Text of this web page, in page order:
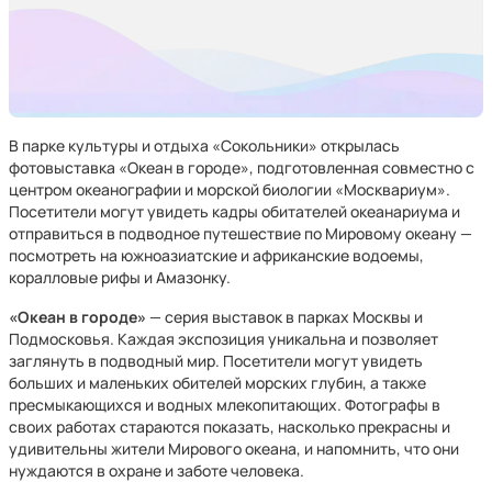
В парке культуры и отдыха «Сокольники» открылась
фотовыставка «Океан в городе», подготовленная совместно с
центром океанографии и морской биологии «Москвариум».
Посетители могут увидеть кадры обитателей океанариума и
отправиться в подводное путешествие по Мировому океану —
посмотреть на южноазиатские и африканские водоемы,
коралловые рифы и Амазонку.
«Океан в городе» — серия выставок в парках Москвы и
Подмосковья. Каждая экспозиция уникальна и позволяет
заглянуть в подводный мир. Посетители могут увидеть
больших и маленьких обителей морских глубин, а также
пресмыкающихся и водных млекопитающих. Фотографы в
своих работах стараются показать, насколько прекрасны и
удивительны жители Мирового океана, и напомнить, что они
нуждаются в охране и заботе человека.